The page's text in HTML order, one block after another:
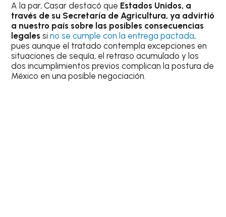
A la par, Casar destacó que Estados Unidos, a
través de su Secretaría de Agricultura, ya advirtió
a nuestro país sobre las posibles consecuencias
legales sino se cumple con la entrega pactada,
pues aunque el tratado contempla excepciones en
situaciones de sequía, el retraso acumulado y los
dos incumplimientos previos complican la postura de
México en una posible negociación.